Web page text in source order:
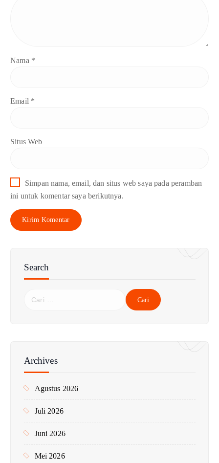
Nama *
Email *
Situs Web
Simpan nama, email, dan situs web saya pada peramban
ini untuk komentar saya berikutnya.
Search
n
k
Archives
Agustus 2026
Juli 2026
Juni 2026
Mei 2026